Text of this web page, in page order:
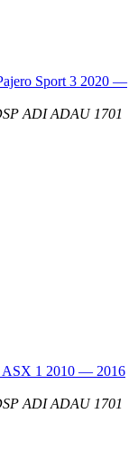
Sport 3 2020 —
ADI ADAU 1701
ASX 1 2010 — 2016
ADI ADAU 1701